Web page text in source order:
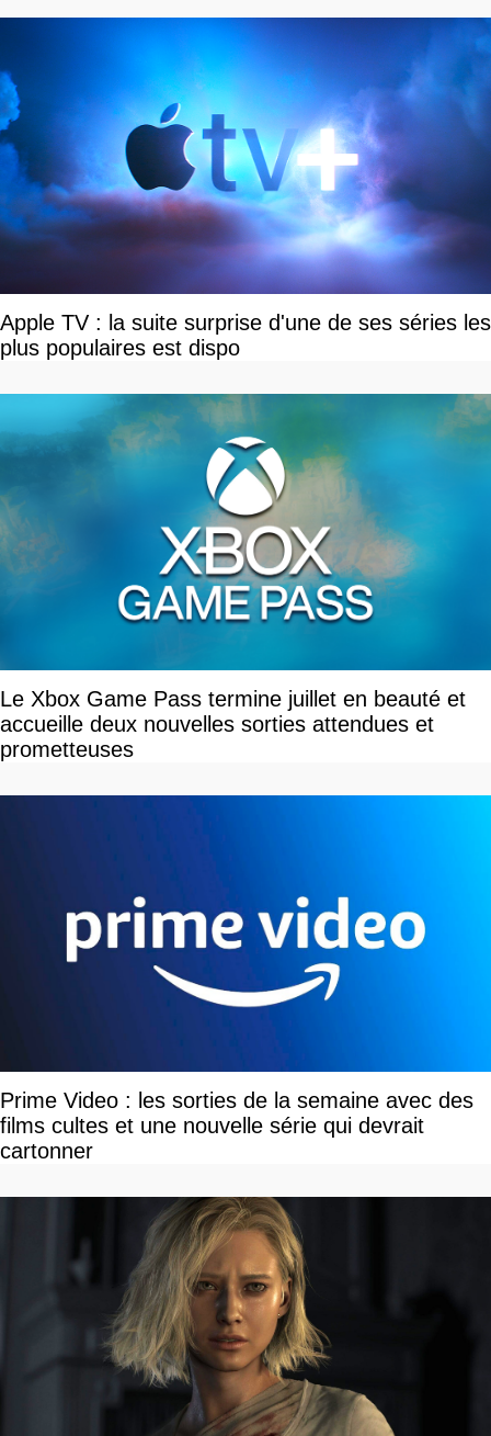
Apple TV : la suite surprise d'une de ses séries les
plus populaires est dispo
Le Xbox Game Pass termine juillet en beauté et
accueille deux nouvelles sorties attendues et
prometteuses
Prime Video : les sorties de la semaine avec des
films cultes et une nouvelle série qui devrait
cartonner